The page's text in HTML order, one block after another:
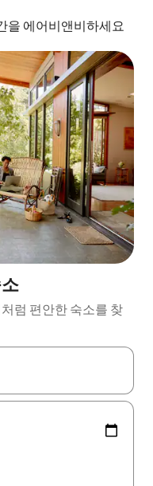
을 에어비앤비하세요
럼 편안한 숙소를 찾
용하거나 터치 또는 스와이